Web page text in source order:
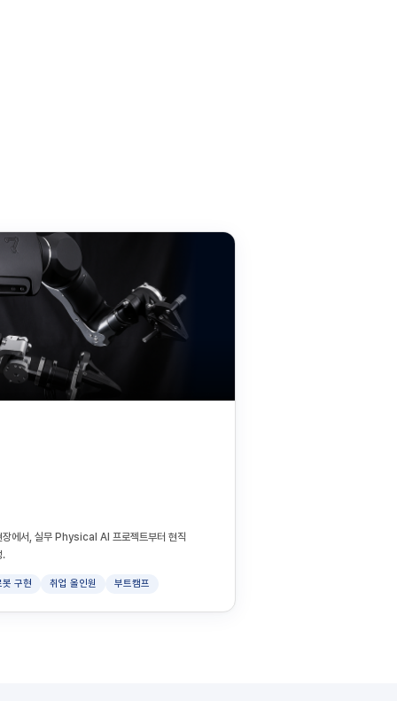
장에서, 실무 Physical AI 프로젝트부터 현직
.
봇 구현 취업 올인원 부트캠프